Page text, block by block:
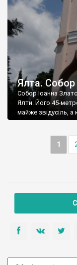
Ялта. Собор
Собор Іоанна
Ялти. Його 45-
майже звідусіль, а
1